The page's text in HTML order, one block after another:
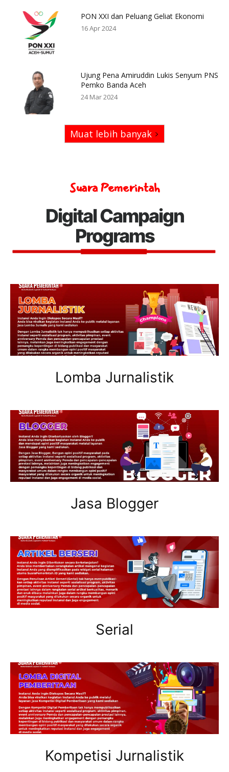
PON XXI dan Peluang Geliat Ekonomi
16 Apr 2024
Ujung Pena Amiruddin Lukis Senyum PNS
Pemko Banda Aceh
24 Mar 2024
Muat lebih banyak
Suara Pemerintah
Digital Campaign
Programs
Lomba Jurnalistik
Jasa Blogger
Serial
Kompetisi Jurnalistik